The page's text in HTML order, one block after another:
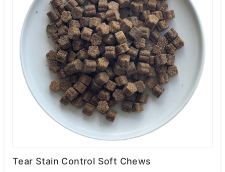
Tear Stain Control Soft Chews